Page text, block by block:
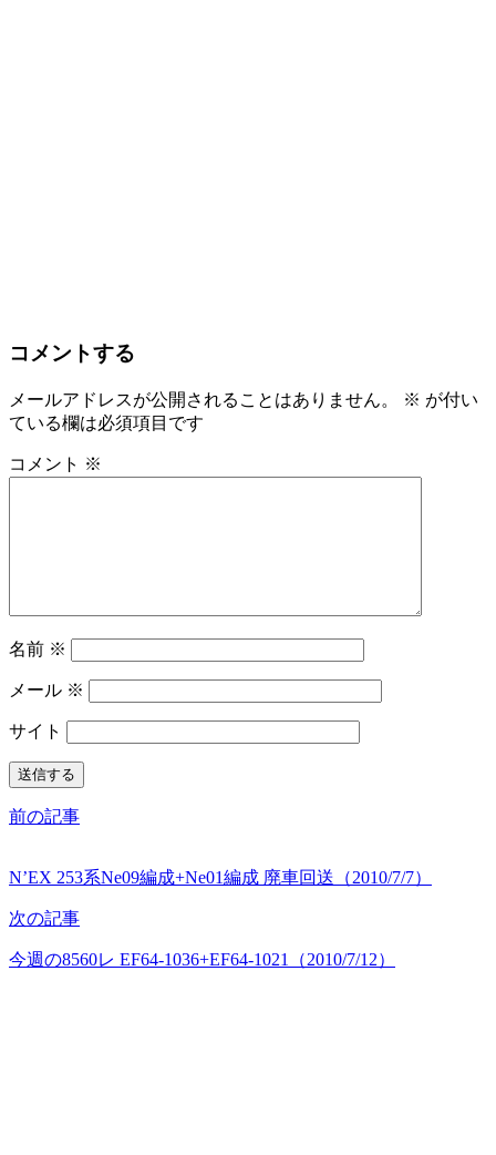
コメントする
メールアドレスが公開されることはありません。 ※ が付い
ている欄は必須項目です
コメント ※
名前 ※
メール ※
サイト
前の記事
N’EX 253系Ne09編成+Ne01編成 廃車回送（2010/7/7）
次の記事
今週の8560レ EF64-1036+EF64-1021（2010/7/12）